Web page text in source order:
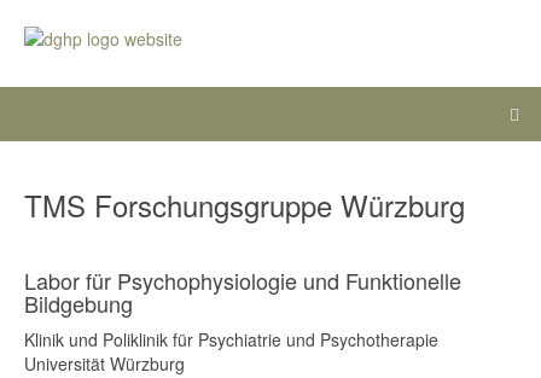
TMS Forschungsgruppe Würzburg
Labor für Psychophysiologie und Funktionelle
Bildgebung
Klinik und Poliklinik für Psychiatrie und Psychotherapie
Universität Würzburg